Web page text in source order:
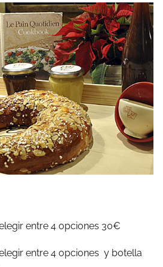
entre 4 opciones 30€
entre 4 opciones y botella